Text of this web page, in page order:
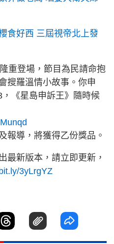
食好西 三屆視帝北上發
重登場，節目為民請命抱
搜羅溫情小故事。你申
《星島申訴王》隨時候
報導，將獲得乙份獎品。
最新版本，請立即更新，
3yLrgYZ